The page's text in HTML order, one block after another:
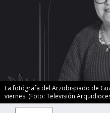
La fotógrafa del Arzobispado de
viernes. (Foto: Televisión